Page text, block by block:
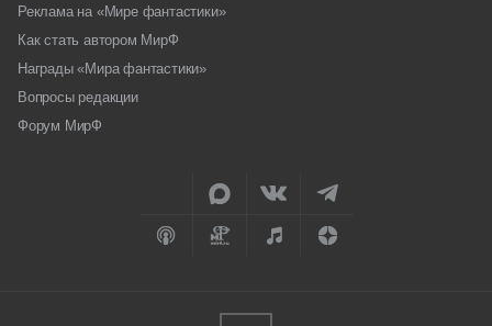
Реклама на «Мире фантастики»
Как стать автором МирФ
Награды «Мира фантастики»
Вопросы редакции
Форум МирФ